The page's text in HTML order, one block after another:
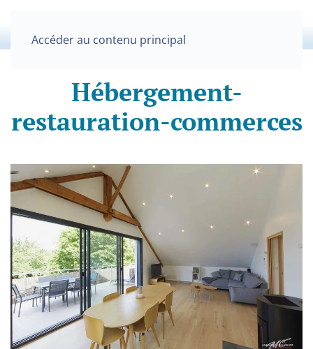
Accéder au contenu principal
Hébergement-
restauration-commerces